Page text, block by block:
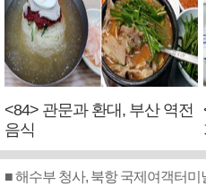
<84> 관문과 환대, 부산 역전
음식
■ 해수부 청사, 북항 국제여객터미